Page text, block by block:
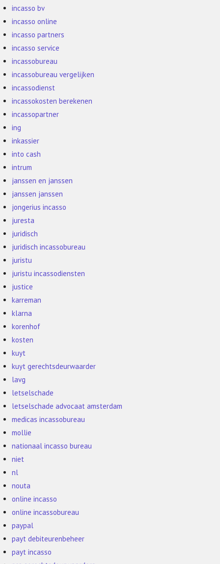
incasso bv
incasso online
incasso partners
incasso service
incassobureau
incassobureau vergelijken
incassodienst
incassokosten berekenen
incassopartner
ing
inkassier
into cash
intrum
janssen en janssen
janssen janssen
jongerius incasso
juresta
juridisch
juridisch incassobureau
juristu
juristu incassodiensten
justice
karreman
klarna
korenhof
kosten
kuyt
kuyt gerechtsdeurwaarder
lavg
letselschade
letselschade advocaat amsterdam
medicas incassobureau
mollie
nationaal incasso bureau
niet
nl
nouta
online incasso
online incassobureau
paypal
payt debiteurenbeheer
payt incasso